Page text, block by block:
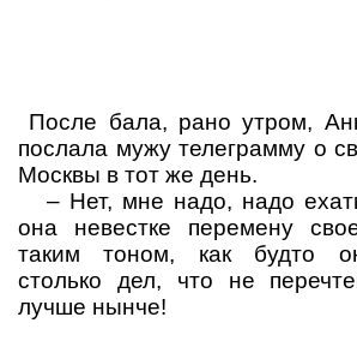
После бала, рано утром,
послала мужу телеграмму о
Москвы в тот же день.
– Нет, мне надо, надо
она невестке перемену
таким тоном, как будто
столько дел, что не
лучше нынче!